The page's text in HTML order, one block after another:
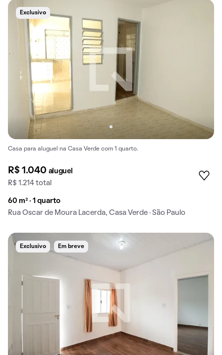
Exclusivo
Casa para aluguel na Casa Verde com 1 quarto.
R$ 1.040 aluguel
R$ 1.214 total
60 m² · 1 quarto
Rua Oscar de Moura Lacerda, Casa Verde · São Paulo
Exclusivo Em breve